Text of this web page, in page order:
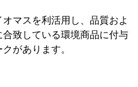
マスを利活用し、品質およ
致している環境商品に付与
があります。